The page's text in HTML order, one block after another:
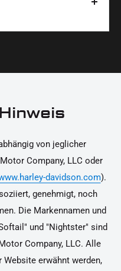
sicher und
installieren.
von 14 Tagen
von jeglicher
Company, LLC oder
davidson.com).
genehmigt, noch
Die Markennamen und
und "Nightster" sind
Company, LLC. Alle
Website erwähnt werden,